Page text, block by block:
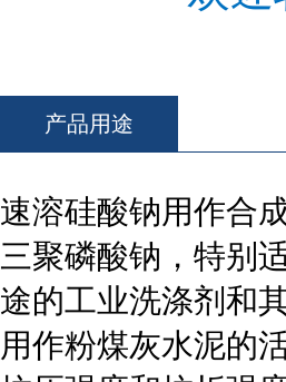
产品用途
速溶硅酸钠用作合
三聚磷酸钠，特别
途的工业洗涤剂和
用作粉煤灰水泥的